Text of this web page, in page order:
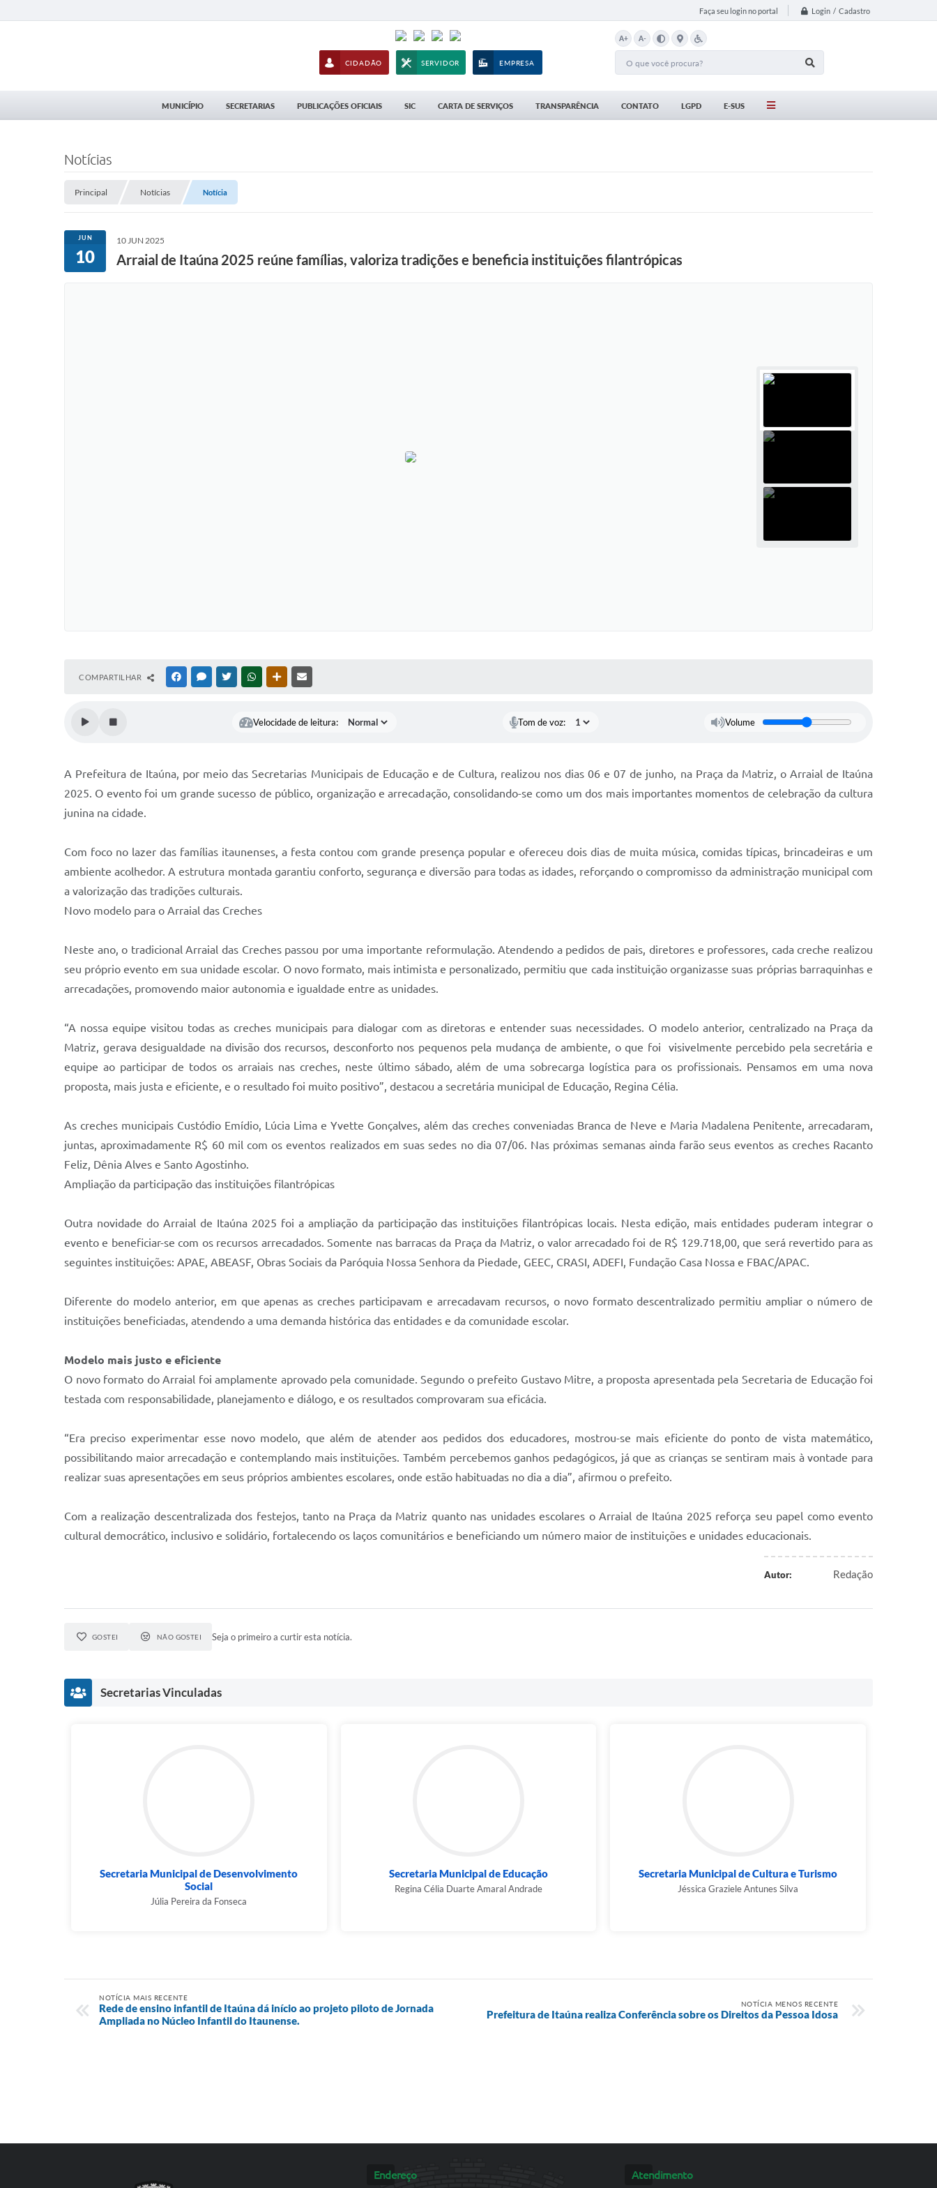
Faça seu login no portal Login / Cadastro
CIDADÃO SERVIDOR EMPRESA
A+ A-
MUNICÍPIO SECRETARIAS PUBLICAÇÕES OFICIAIS SIC CARTA DE SERVIÇOS TRANSPARÊNCIA CONTATO LGPD E-SUS
Notícias
Principal Notícias Notícia
JUN
10
10 JUN 2025
Arraial de Itaúna 2025 reúne famílias, valoriza tradições e beneficia instituições filantrópicas
COMPARTILHAR FACEBOOKMESSENGER
TWITTERWHATSAPPOUTRAS MÍDIAS
Velocidade de leitura: Tom de voz: Volume
A Prefeitura de Itaúna, por meio das Secretarias Municipais de Educação e de Cultura, realizou nos dias 06 e 07 de junho, na Praça da Matriz, o Arraial de Itaúna
2025. O evento foi um grande sucesso de público, organização e arrecadação, consolidando-se como um dos mais importantes momentos de celebração da cultura
junina na cidade.
Com foco no lazer das famílias itaunenses, a festa contou com grande presença popular e ofereceu dois dias de muita música, comidas típicas, brincadeiras e um
ambiente acolhedor. A estrutura montada garantiu conforto, segurança e diversão para todas as idades, reforçando o compromisso da administração municipal com
a valorização das tradições culturais.
Novo modelo para o Arraial das Creches
Neste ano, o tradicional Arraial das Creches passou por uma importante reformulação. Atendendo a pedidos de pais, diretores e professores, cada creche realizou
seu próprio evento em sua unidade escolar. O novo formato, mais intimista e personalizado, permitiu que cada instituição organizasse suas próprias barraquinhas e
arrecadações, promovendo maior autonomia e igualdade entre as unidades.
“A nossa equipe visitou todas as creches municipais para dialogar com as diretoras e entender suas necessidades. O modelo anterior, centralizado na Praça da
Matriz, gerava desigualdade na divisão dos recursos, desconforto nos pequenos pela mudança de ambiente, o que foi visivelmente percebido pela secretária e
equipe ao participar de todos os arraiais nas creches, neste último sábado, além de uma sobrecarga logística para os profissionais. Pensamos em uma nova
proposta, mais justa e eficiente, e o resultado foi muito positivo”, destacou a secretária municipal de Educação, Regina Célia.
As creches municipais Custódio Emídio, Lúcia Lima e Yvette Gonçalves, além das creches conveniadas Branca de Neve e Maria Madalena Penitente, arrecadaram,
juntas, aproximadamente R$ 60 mil com os eventos realizados em suas sedes no dia 07/06. Nas próximas semanas ainda farão seus eventos as creches Racanto
Feliz, Dênia Alves e Santo Agostinho.
Ampliação da participação das instituições filantrópicas
Outra novidade do Arraial de Itaúna 2025 foi a ampliação da participação das instituições filantrópicas locais. Nesta edição, mais entidades puderam integrar o
evento e beneficiar-se com os recursos arrecadados. Somente nas barracas da Praça da Matriz, o valor arrecadado foi de R$ 129.718,00, que será revertido para as
seguintes instituições: APAE, ABEASF, Obras Sociais da Paróquia Nossa Senhora da Piedade, GEEC, CRASI, ADEFI, Fundação Casa Nossa e FBAC/APAC.
Diferente do modelo anterior, em que apenas as creches participavam e arrecadavam recursos, o novo formato descentralizado permitiu ampliar o número de
instituições beneficiadas, atendendo a uma demanda histórica das entidades e da comunidade escolar.
Modelo mais justo e eficiente
O novo formato do Arraial foi amplamente aprovado pela comunidade. Segundo o prefeito Gustavo Mitre, a proposta apresentada pela Secretaria de Educação foi
testada com responsabilidade, planejamento e diálogo, e os resultados comprovaram sua eficácia.
“Era preciso experimentar esse novo modelo, que além de atender aos pedidos dos educadores, mostrou-se mais eficiente do ponto de vista matemático,
possibilitando maior arrecadação e contemplando mais instituições. Também percebemos ganhos pedagógicos, já que as crianças se sentiram mais à vontade para
realizar suas apresentações em seus próprios ambientes escolares, onde estão habituadas no dia a dia”, afirmou o prefeito.
Com a realização descentralizada dos festejos, tanto na Praça da Matriz quanto nas unidades escolares o Arraial de Itaúna 2025 reforça seu papel como evento
cultural democrático, inclusivo e solidário, fortalecendo os laços comunitários e beneficiando um número maior de instituições e unidades educacionais.
Autor: Redação
GOSTEI NÃO GOSTEI Seja o primeiro a curtir esta notícia.
Secretarias Vinculadas
Secretaria Municipal de Desenvolvimento
Social
Júlia Pereira da Fonseca
Secretaria Municipal de Educação
Regina Célia Duarte Amaral Andrade
Secretaria Municipal de Cultura e Turismo
Jéssica Graziele Antunes Silva
NOTÍCIA MAIS RECENTE
Rede de ensino infantil de Itaúna dá início ao projeto piloto de Jornada
Ampliada no Núcleo Infantil do Itaunense.
NOTÍCIA MENOS RECENTE
Prefeitura de Itaúna realiza Conferência sobre os Direitos da Pessoa Idosa
Endereço Atendimento